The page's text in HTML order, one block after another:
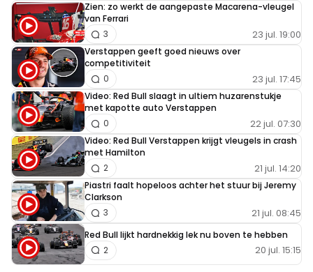
Zien: zo werkt de aangepaste Macarena-vleugel
van Ferrari
23 jul. 19:00
3
Verstappen geeft goed nieuws over
competitiviteit
23 jul. 17:45
0
Video: Red Bull slaagt in ultiem huzarenstukje
met kapotte auto Verstappen
22 jul. 07:30
0
Video: Red Bull Verstappen krijgt vleugels in crash
met Hamilton
21 jul. 14:20
2
Piastri faalt hopeloos achter het stuur bij Jeremy
Clarkson
21 jul. 08:45
3
Red Bull lijkt hardnekkig lek nu boven te hebben
20 jul. 15:15
2